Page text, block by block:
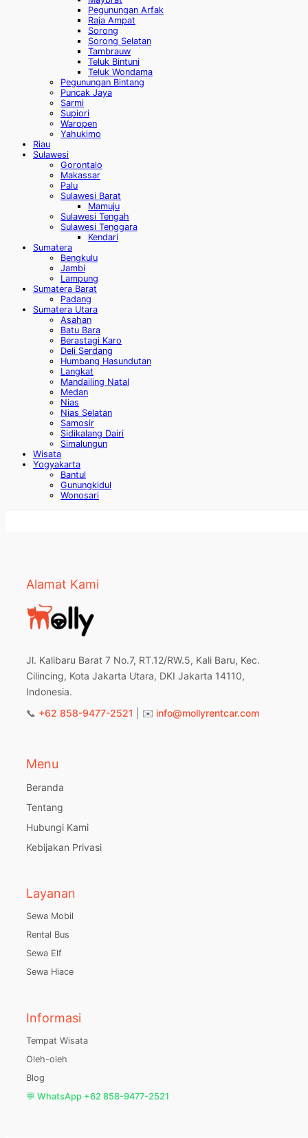
Pegunungan Arfak
Raja Ampat
Sorong
Sorong Selatan
Tambrauw
Teluk Bintuni
Teluk Wondama
Pegunungan Bintang
Puncak Jaya
Sarmi
Supiori
Waropen
Yahukimo
Riau
Sulawesi
Gorontalo
Makassar
Palu
Sulawesi Barat
Mamuju
Sulawesi Tengah
Sulawesi Tenggara
Kendari
Sumatera
Bengkulu
Jambi
Lampung
Sumatera Barat
Padang
Sumatera Utara
Asahan
Batu Bara
Berastagi Karo
Deli Serdang
Humbang Hasundutan
Langkat
Mandailing Natal
Medan
Nias
Nias Selatan
Samosir
Sidikalang Dairi
Simalungun
Wisata
Yogyakarta
Bantul
Gunungkidul
Wonosari
Alamat Kami
Jl. Kalibaru Barat 7 No.7, RT.12/RW.5, Kali Baru, Kec.
Cilincing, Kota Jakarta Utara, DKI Jakarta 14110,
Indonesia.
📞 +62 858-9477-2521 | ✉️ info@mollyrentcar.com
Menu
Beranda
Tentang
Hubungi Kami
Kebijakan Privasi
Layanan
Sewa Mobil
Rental Bus
Sewa Elf
Sewa Hiace
Informasi
Tempat Wisata
Oleh-oleh
Blog
💬 WhatsApp +62 858-9477-2521